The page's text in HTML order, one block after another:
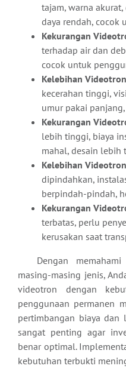
tajam, warna
daya rendah, cocok
Kekurangan
terhadap air dan
cocok untuk
Kelebihan
kecerahan tinggi,
umur pakai
Kekurangan
lebih tinggi, biaya
mahal, desain lebih
Kelebihan
dipindahkan,
berpindah-pindah,
Kekurangan
terbatas, perlu
kerusakan saat
Dengan
masing-masing jenis,
videotron dengan
penggunaan permanen
pertimbangan biaya dan
sangat penting agar
benar optimal.
kebutuhan terbukti